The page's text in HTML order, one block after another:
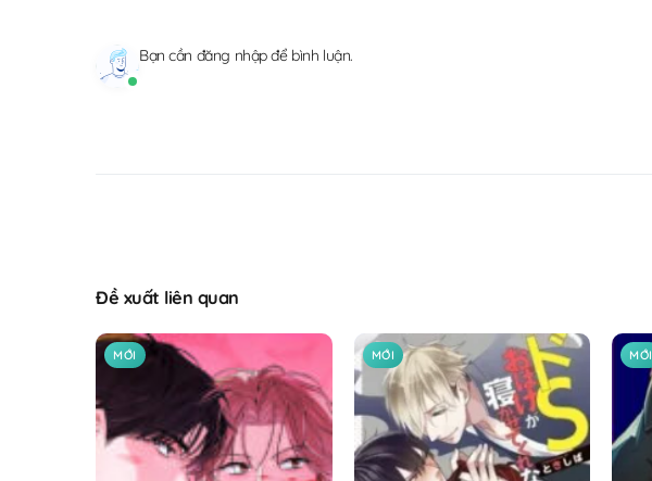
Bạn cần đăng nhậpđể bình luận.
Đề xuất liên quan
MỚI MỚI MỚI